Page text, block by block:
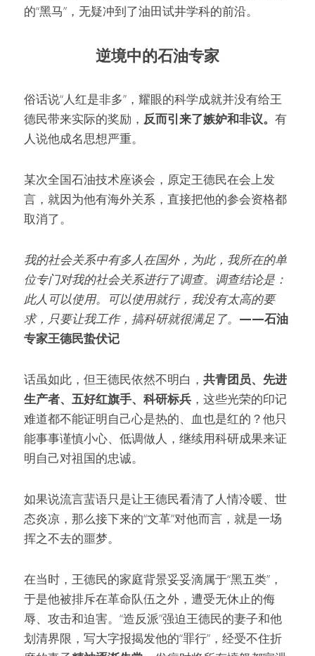
的“黑马”，无疑冲到了油田试井学科的前沿。
逆境中的石油专家
俗话说“人红是非多”，耀眼的科学成就并没有给王
德民带来实际的奖励， 反而引来了嫉妒和非议。 有
人说他成名思想严重。
某次全国石油技术座谈会，原定王德民在会上发
言，就因为他有海外关系，直接把他的参会资格都
取消了。
我的社会关系中有多人在国外，为此，我所在的单
位专门对我的社会关系进行了调查。调查结论是：
此人可以使用。可以使用就行，我没有太高的要
求，只要让我工作，搞科研就很满足了。 ——石油
专家王德民蛰伏记
话虽如此，但王德民依然不明白， 共青团员、先进
生产者、五好红旗手、科研标兵 ，这些光荣的印记
难道都不能证明自己心是热的、血也是红的？他只
能事事谨慎小心、低调做人，继续用科研成果来证
明自己对祖国的忠诚。
如果说流言蜚语只是让王德民看清了人情冷暖、世
态炎凉，那么接下来的“文革”对他而言，就是一场
挥之不去的噩梦。
在当时，王德民的家庭背景妥妥滴属于“黑五类”，
于是他被排斥在革命队伍之外，遭受无休止的侮
辱、攻击和迫害。“造反派”强迫王德民的妻子和他
划清界限，写大字报揭发他的“罪行”，经受不住折